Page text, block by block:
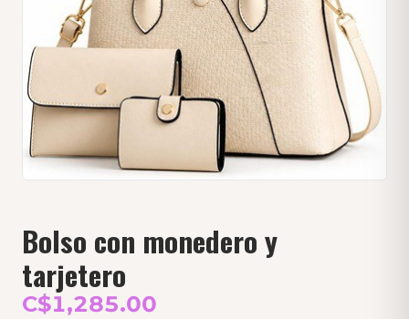
Bolso con monedero y
tarjetero
C$1,285.00